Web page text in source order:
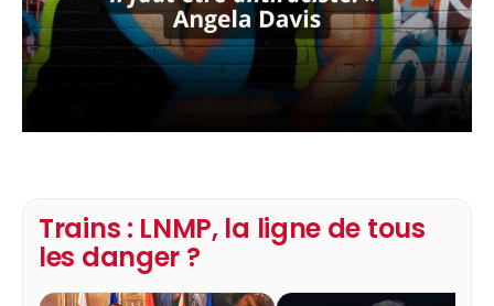
Trains : LNMP, la ligne de tous
les danger ?